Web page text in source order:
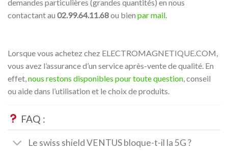
demandes particulières (grandes quantités) en nous
contactant au 02.99.64.11.68ou bien par mail
Lorsque vous achetez chez ELECTROMAGNETIQUE.COM,
vous avez l’assurance d’un service après-vente de qualité. En
effet, nous restons disponibles pour toute question , conseil
ou aide dans l’utilisation et le choix de produits.
FAQ :
Le swiss shield VENTUS bloque-t-il la 5G ?